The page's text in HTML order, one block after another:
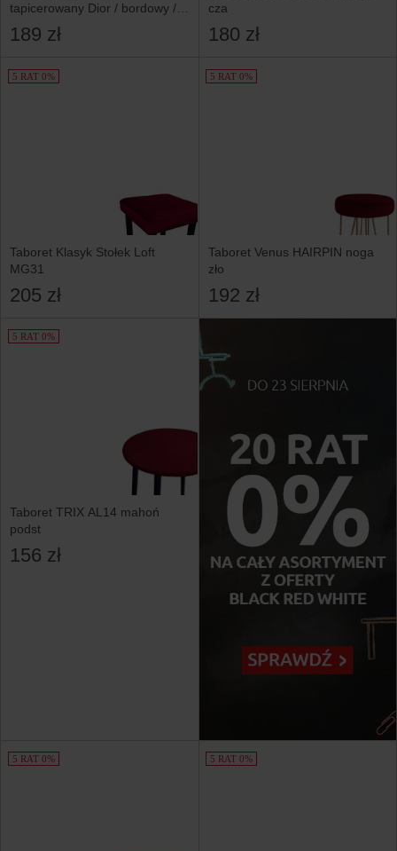
tapicerowany Dior / bordowy /
MG31
189 zł
cza
180 zł
5 RAT 0%
Taboret Klasyk Stołek Loft
MG31
205 zł
5 RAT 0%
Taboret Venus HAIRPIN noga
zło
192 zł
5 RAT 0%
Taboret TRIX AL14 mahoń
podst
156 zł
5 RAT 0% 5 RAT 0%